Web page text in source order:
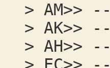
> AM>>
> AK>>
> АН>> --